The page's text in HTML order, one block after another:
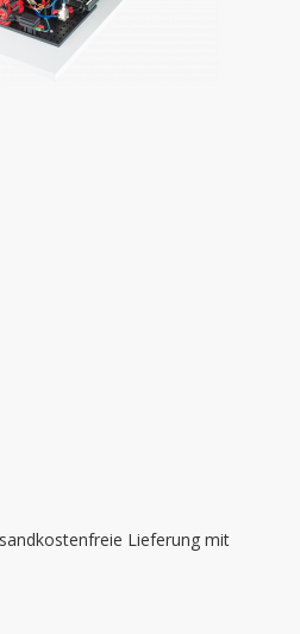
Lieferung mit